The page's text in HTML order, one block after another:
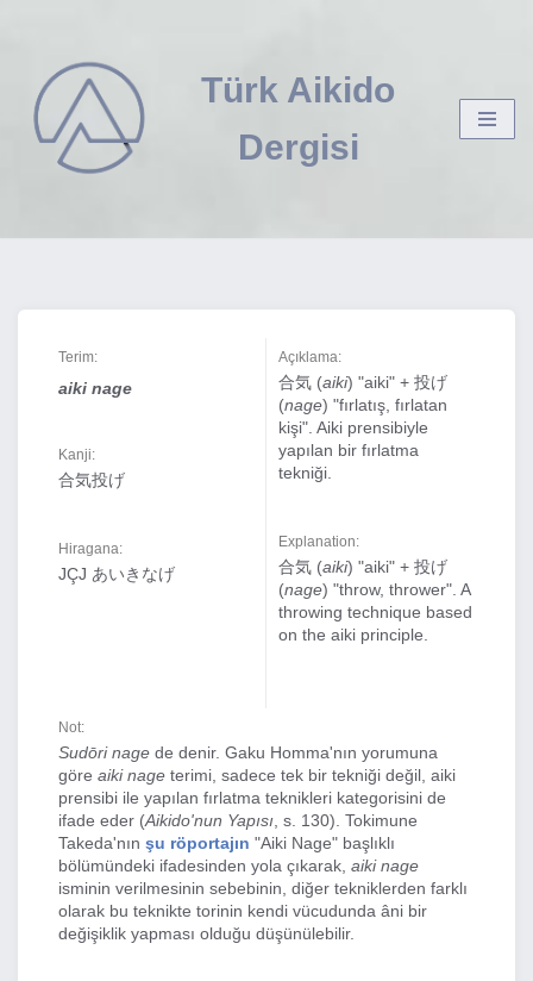
İçeriğe
geç
Türk Aikido
Dergisi
Terim:
aiki nage
Kanji:
合気投げ
Hiragana:
JÇJ あいきなげ
Açıklama:
合気 (aiki) "aiki" + 投げ
(nage) "fırlatış, fırlatan
kişi". Aiki prensibiyle
yapılan bir fırlatma
tekniği.
Explanation:
合気 (aiki) "aiki" + 投げ
(nage) "throw, thrower". A
throwing technique based
on the aiki principle.
Not:
Sudōri nage de denir. Gaku Homma'nın yorumuna
göre aiki nage terimi, sadece tek bir tekniği değil, aiki
prensibi ile yapılan fırlatma teknikleri kategorisini de
ifade eder (Aikido'nun Yapısı , s. 130). Tokimune
Takeda'nın şu röportajın "Aiki Nage" başlıklı
bölümündeki ifadesinden yola çıkarak, aiki nage
isminin verilmesinin sebebinin, diğer tekniklerden farklı
olarak bu teknikte torinin kendi vücudunda âni bir
değişiklik yapması olduğu düşünülebilir.